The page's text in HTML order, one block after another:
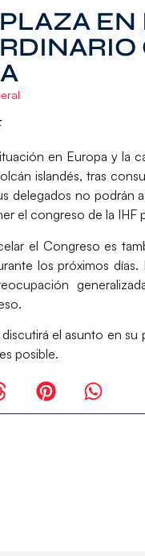
EN
en Europa y la
islandés, tras
delegados no podrán
el congreso de la IHF
el Congreso es
los próximos
el asunto en
posible.